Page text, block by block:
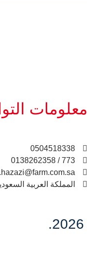
معلومات
0504518338
773 / 0138262358
المملكة العربية